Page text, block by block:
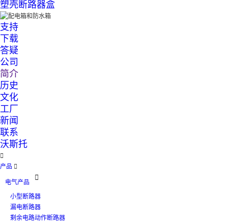
塑壳断路器盒
支持
下载
答疑
公司
简介
历史
文化
工厂
新闻
联系
沃斯托

产品 
电气产品

小型断路器
漏电断路器
剩余电路动作断路器